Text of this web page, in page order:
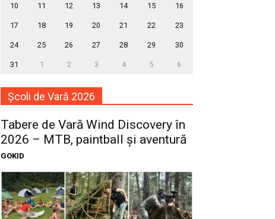
10 11 12 13 14 15 16
17 18 19 20 21 22 23
24 25 26 27 28 29 30
31 1 2 3 4 5 6
Școli de Vară 2026
Tabere de Vară Wind Discovery în
2026 – MTB, paintball și aventură
GOKID